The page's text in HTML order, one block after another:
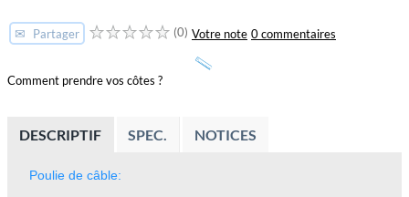
✉ Partager (0) Votre note 0 commentaires
Comment prendre vos côtes ?
DESCRIPTIF SPEC. NOTICES
Poulie de câble: